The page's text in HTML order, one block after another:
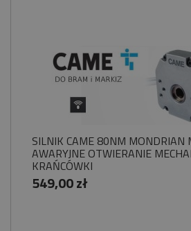
SILNIK CAME 80NM MONDRIAN
AWARYJNE OTWIERANIE
KRAŃCÓWKI
549,00 zł